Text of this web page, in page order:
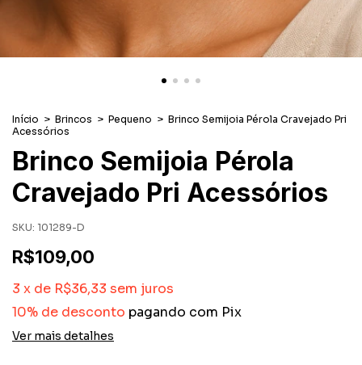
Início > Brincos > Pequeno > Brinco Semijoia Pérola Cravejado Pri
Acessórios
Brinco Semijoia Pérola
Cravejado Pri Acessórios
SKU: 101289-D
R$109,00
3 x de R$36,33 sem juros
10% de desconto pagando com Pix
Ver mais detalhes